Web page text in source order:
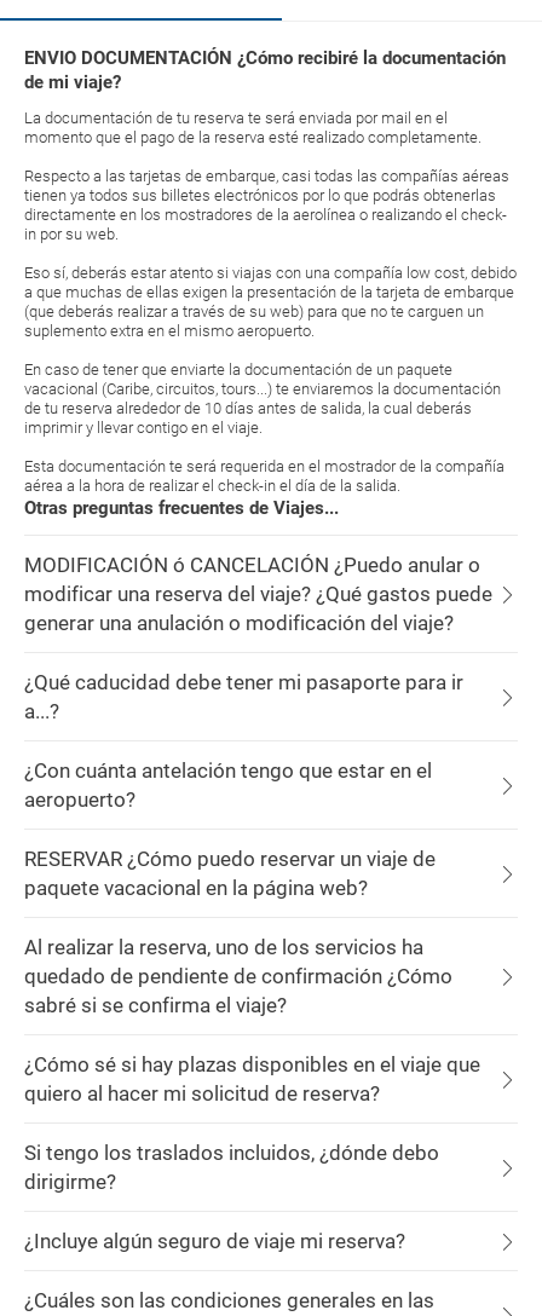
ENVIO DOCUMENTACIÓN ¿Cómo recibiré la documentación
de mi viaje?
La documentación de tu reserva te será enviada por mail en el
momento que el pago de la reserva esté realizado completamente.
Respecto a las tarjetas de embarque, casi todas las compañías aéreas
tienen ya todos sus billetes electrónicos por lo que podrás obtenerlas
directamente en los mostradores de la aerolínea o realizando el check-
in por su web.
Eso sí, deberás estar atento si viajas con una compañía low cost, debido
a que muchas de ellas exigen la presentación de la tarjeta de embarque
(que deberás realizar a través de su web) para que no te carguen un
suplemento extra en el mismo aeropuerto.
En caso de tener que enviarte la documentación de un paquete
vacacional (Caribe, circuitos, tours...) te enviaremos la documentación
de tu reserva alrededor de 10 días antes de salida, la cual deberás
imprimir y llevar contigo en el viaje.
Esta documentación te será requerida en el mostrador de la compañía
aérea a la hora de realizar el check-in el día de la salida.
Otras preguntas frecuentes de Viajes...
MODIFICACIÓN ó CANCELACIÓN ¿Puedo anular o
modificar una reserva del viaje? ¿Qué gastos puede
generar una anulación o modificación del viaje?
¿Qué caducidad debe tener mi pasaporte para ir
a...?
¿Con cuánta antelación tengo que estar en el
aeropuerto?
RESERVAR ¿Cómo puedo reservar un viaje de
paquete vacacional en la página web?
Al realizar la reserva, uno de los servicios ha
quedado de pendiente de confirmación ¿Cómo
sabré si se confirma el viaje?
¿Cómo sé si hay plazas disponibles en el viaje que
quiero al hacer mi solicitud de reserva?
Si tengo los traslados incluidos, ¿dónde debo
dirigirme?
¿Incluye algún seguro de viaje mi reserva?
¿Cuáles son las condiciones generales en las